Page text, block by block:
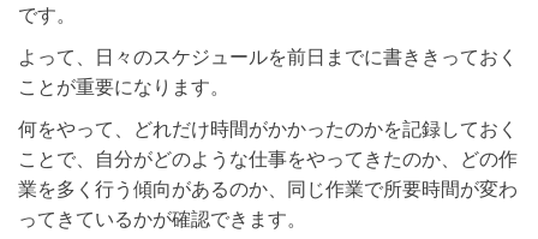
です。
よって、日々のスケジュールを前日までに書ききっておく
ことが重要になります。
何をやって、どれだけ時間がかかったのかを記録しておく
ことで、自分がどのような仕事をやってきたのか、どの作
業を多く行う傾向があるのか、同じ作業で所要時間が変わ
ってきているかが確認できます。